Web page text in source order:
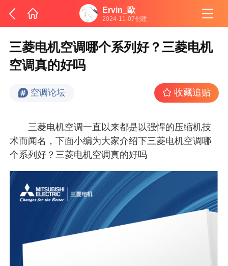
Ervin_歐
2024-11-07创建
三菱电机空调哪个系列好？三菱电机
空调真的好吗
空调论坛 收藏追贴
三菱电机空调一直以来都是以强悍的压缩机技
术而闻名，下面小编为大家介绍下三菱电机空调哪
个系列好？三菱电机空调真的好吗